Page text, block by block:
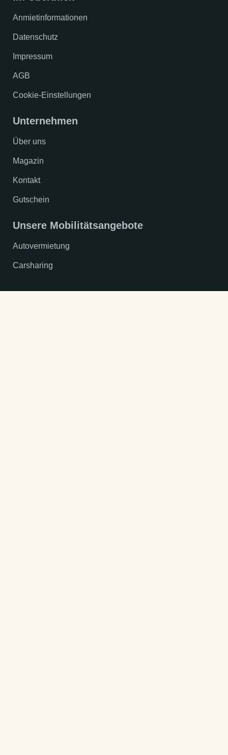
Anmietinformationen
Datenschutz
Impressum
AGB
Cookie-Einstellungen
Unternehmen
Über uns
Magazin
Kontakt
Gutschein
Unsere Mobilitätsangebote
Autovermietung
Carsharing